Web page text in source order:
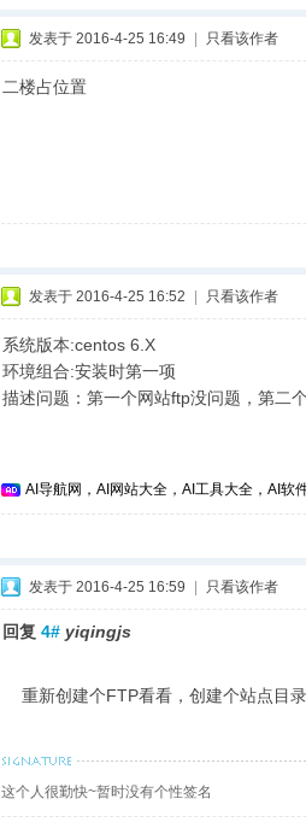
发表于 2016-4-25 16:49 只看该作者
二楼占位置
发表于 2016-4-25 16:52 只看该作者
系统版本:centos 6.X
环境组合:安装时第一项
描述问题：第一个网站ftp没问题，第二
AI导航网，AI网站大全，AI工具大全，AI软
发表于 2016-4-25 16:59 只看该作者
回复 4# yiqingjs
重新创建个FTP看看，创建个站点目
这个人很勤快~暂时没有个性签名